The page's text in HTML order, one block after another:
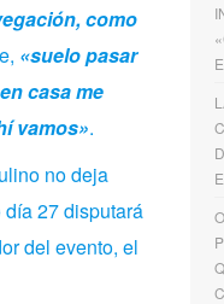
como
«suelo pasar
casa me
vamos».
no deja
27 disputará
del evento, el